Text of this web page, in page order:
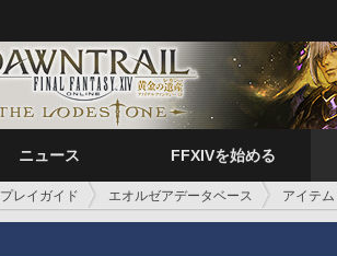
ニュース FFXIVを始める
プレイガイド エオルゼアデータベース アイテム